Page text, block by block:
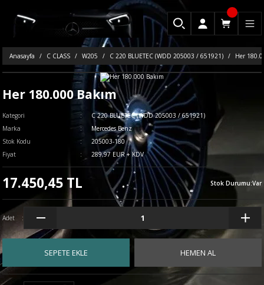
Anasayfa C CLASS W205 C 220 BLUETEC (WDD 205003 / 651921) Her
Her 180.000 Bakım
Kategori
C 220 BLUETEC (WDD 205003 / 651921)
Marka
Mercedes Benz
Stok Kodu
205003-180
Fiyat
289,97 EUR + KDV
17.450,45 TL Stok Durumu:Var
Adet
SEPETE EKLE HEMEN AL